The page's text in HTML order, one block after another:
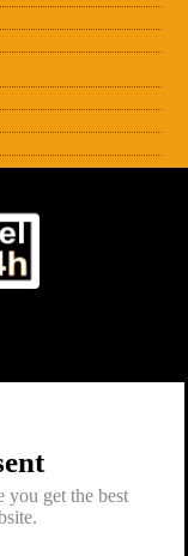
you get the best